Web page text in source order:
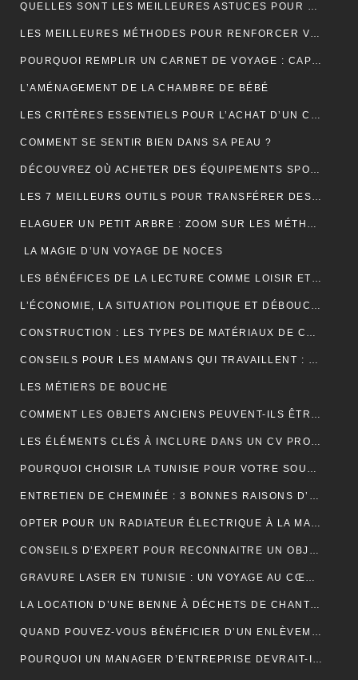
QUELLES SONT LES MEILLEURES ASTUCES POUR UN DÉMÉNAGEMENT ÎLE DE FRANCE RÉUSSI ET SANS TRACAS ?
LES MEILLEURES MÉTHODES POUR RENFORCER VOS ONGLES FRAGILES
POURQUOI REMPLIR UN CARNET DE VOYAGE : CAPTURER L’ÂME DE VOS AVENTURES
L’AMÉNAGEMENT DE LA CHAMBRE DE BÉBÉ
LES CRITÈRES ESSENTIELS POUR L’ACHAT D’UN CÂBLE TYPE 2 POUR VÉHICULES ÉLECTRIQUES
COMMENT SE SENTIR BIEN DANS SA PEAU ?
DÉCOUVREZ OÙ ACHETER DES ÉQUIPEMENTS SPORTIFS DE QUALITÉ EN LIGNE
LES 7 MEILLEURS OUTILS POUR TRANSFÉRER DES DONNÉES D’ANDROID VERS MAC
ELAGUER UN PETIT ARBRE : ZOOM SUR LES MÉTHODES À ADOPTER
LA MAGIE D’UN VOYAGE DE NOCES
LES BÉNÉFICES DE LA LECTURE COMME LOISIR ET SON IMPACT SUR LA COGNITION
L’ÉCONOMIE, LA SITUATION POLITIQUE ET DÉBOUCHÉE
CONSTRUCTION : LES TYPES DE MATÉRIAUX DE CONSTRUCTION UTILISÉS
CONSEILS POUR LES MAMANS QUI TRAVAILLENT : TROUVER UN ÉQUILIBRE ENTRE CARRIÈRE ET VIE FAMILIALE
LES MÉTIERS DE BOUCHE
COMMENT LES OBJETS ANCIENS PEUVENT-ILS ÊTRE UN PLACEMENT FINANCIER INTELLIGENT ?
LES ÉLÉMENTS CLÉS À INCLURE DANS UN CV PROFESSIONNEL POUR ATTIRER LES RECRUTEURS
POURQUOI CHOISIR LA TUNISIE POUR VOTRE SOUS-TRAITANCE INDUSTRIELLE?
ENTRETIEN DE CHEMINÉE : 3 BONNES RAISONS D’OPTER POUR LE RAMONAGE MÉCANIQUE
OPTER POUR UN RADIATEUR ÉLECTRIQUE À LA MAISON
CONSEILS D’EXPERT POUR RECONNAITRE UN OBJET ANCIEN AUTHENTIQUE
GRAVURE LASER EN TUNISIE : UN VOYAGE AU CŒUR DE LA PERSONNALISATION
LA LOCATION D’UNE BENNE À DÉCHETS DE CHANTIER POUR UNE ENTREPRISE
QUAND POUVEZ-VOUS BÉNÉFICIER D’UN ENLÈVEMENT D’ÉPAVE GRATUIT EN FRANCE ? : GUIDE COMPLET
POURQUOI UN MANAGER D’ENTREPRISE DEVRAIT-IL SUIVRE UNE FORMATION EN COMMUNICATION ?